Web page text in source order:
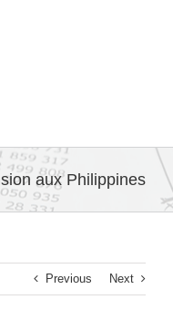
aux Philippines
Previous Next